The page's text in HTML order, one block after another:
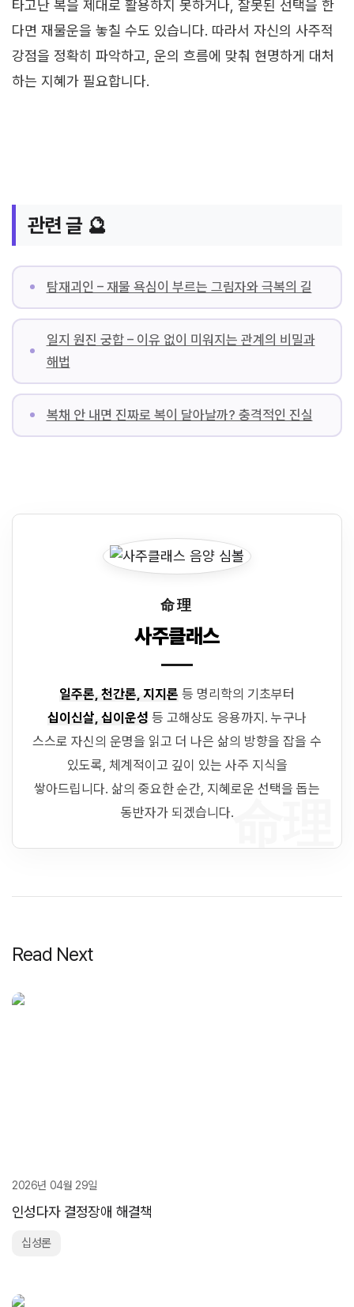
타고난 복을 제대로 활용하지 못하거나, 잘못된 선택을 한
다면 재물운을 놓칠 수도 있습니다. 따라서 자신의 사주적
강점을 정확히 파악하고, 운의 흐름에 맞춰 현명하게 대처
하는 지혜가 필요합니다.
관련 글 🔮
탐재괴인 – 재물 욕심이 부르는 그림자와 극복의 길
일지 원진 궁합 – 이유 없이 미워지는 관계의 비밀과
해법
복채 안 내면 진짜로 복이 달아날까? 충격적인 진실
命理
命理
사주클래스
일주론, 천간론, 지지론 등 명리학의 기초부터
십이신살, 십이운성 등 고해상도 응용까지. 누구나
스스로 자신의 운명을 읽고 더 나은 삶의 방향을 잡을 수
있도록, 체계적이고 깊이 있는 사주 지식을
쌓아드립니다. 삶의 중요한 순간, 지혜로운 선택을 돕는
동반자가 되겠습니다.
Read Next
2026년 04월 29일
인성다자 결정장애 해결책
십성론